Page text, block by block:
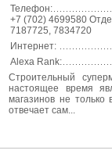
Телефон:
+7 (702) 4699580
7187725, 7834720
Интернет:
Alexa Rank:
Строительный
настоящее время
магазинов не
отвечает сам...